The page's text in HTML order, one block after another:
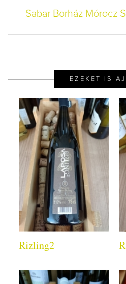
Sabar Borház Mórocz
EZEKET IS
Rizling2